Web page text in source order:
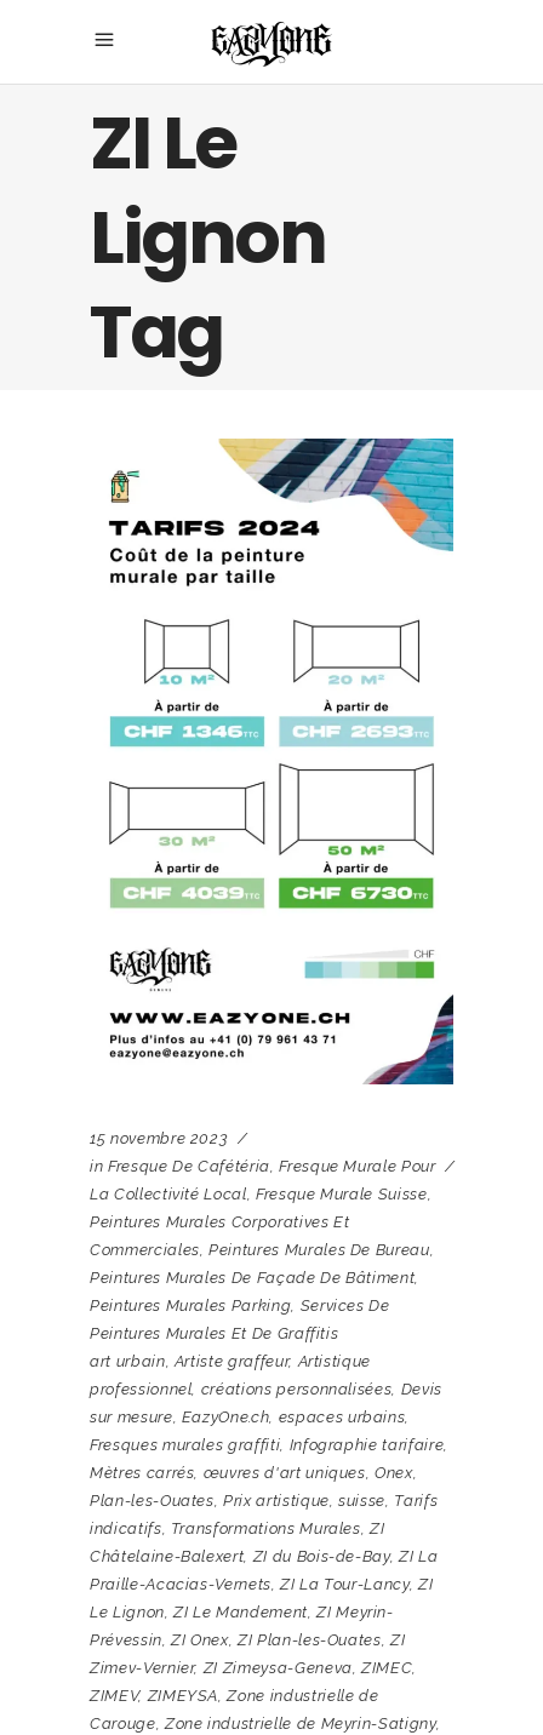
ZI Le
Lignon
Tag
15 novembre 2023
in Fresque De Cafétéria,Fresque Murale Pour
La Collectivité Local, Fresque Murale Suisse,
Peintures Murales Corporatives Et
Commerciales,Peintures Murales De Bureau,
Peintures Murales De Façade De Bâtiment,
Peintures Murales Parking, Services De
Peintures Murales Et De Graffitis
art urbain,Artiste graffeur,Artistique
professionnel, créations personnalisées, Devis
sur mesure, EazyOne.ch, espaces urbains,
Fresques murales graffiti, Infographie tarifaire,
Mètres carrés, œuvres d'art uniques,Onex,
Plan-les-Ouates,Prix artistique,suisse, Tarifs
indicatifs, Transformations Murales,ZI
Châtelaine-Balexert,ZI du Bois-de-Bay,ZI La
Praille-Acacias-Vernets,ZI La Tour-Lancy,ZI
Le Lignon,ZI Le Mandement,ZI Meyrin-
Prévessin,ZI Onex,ZI Plan-les-Ouates,ZI
Zimev-Vernier,ZI Zimeysa-Geneva,ZIMEC,
ZIMEV,ZIMEYSA,Zone industrielle de
Carouge,Zone industrielle de Meyrin-Satigny,